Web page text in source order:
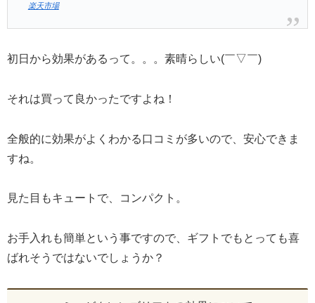
楽天市場
初日から効果があるって。。。素晴らしい(￣▽￣)
それは買って良かったですよね！
全般的に効果がよくわかる口コミが多いので、安心できま
すね。
見た目もキュートで、コンパクト。
お手入れも簡単という事ですので、ギフトでもとっても喜
ばれそうではないでしょうか？